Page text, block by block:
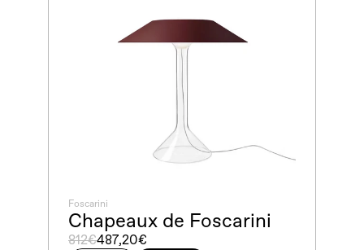
Foscarini
Chapeaux de Foscarini
487,20€
812€